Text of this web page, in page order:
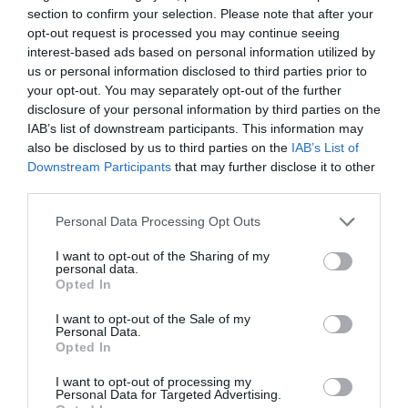
section to confirm your selection. Please note that after your
opt-out request is processed you may continue seeing
interest-based ads based on personal information utilized by
us or personal information disclosed to third parties prior to
your opt-out. You may separately opt-out of the further
disclosure of your personal information by third parties on the
IAB’s list of downstream participants. This information may
also be disclosed by us to third parties on the IAB’s List of
Downstream Participants that may further disclose it to other
Personal Data Processing Opt Outs
I want to opt-out of the Sharing of my
personal data.
Opted In
I want to opt-out of the Sale of my
Personal Data.
Opted In
I want to opt-out of processing my
Personal Data for Targeted Advertising.
El IBEX 35 cerró la sesión del miércoles en
los 20.057 puntos, un nuevo récord
Eulogio López
Ceuta. Nuestra Señora de África:
convertir al musulmán
Eulogio López
No perdamos el norte: la
Eulogio López
Argumentos